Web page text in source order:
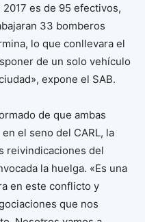
es de 95 efectivos,
33 bomberos
lo que conllevara el
de un solo vehículo
expone el SAB.
de que ambas
el seno del CARL, la
reivindicaciones del
la huelga. «Es una
en este conflicto y
que nos